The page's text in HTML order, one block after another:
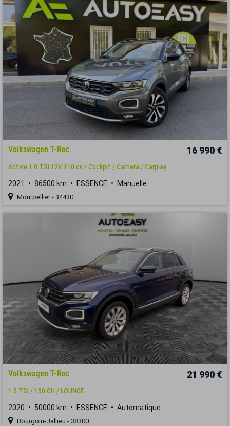
Volkswagen T-Roc 16 990 €
Active 1.0 TSi 12V 110 cv / Cockpit / Camera / Carplay
2021 86500 km ESSENCE Manuelle
Montpellier - 34430
Volkswagen T-Roc 21 990 €
1.5 TSI / 150 CH / LOUNGE
2020 50000 km ESSENCE Automatique
Bourgoin-Jallieu - 38300